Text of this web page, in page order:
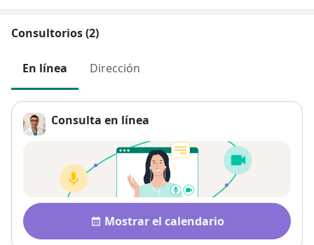
Consultorios (2)
En línea Dirección
Consulta en línea
Disponibilidad
Mostrar el calendario